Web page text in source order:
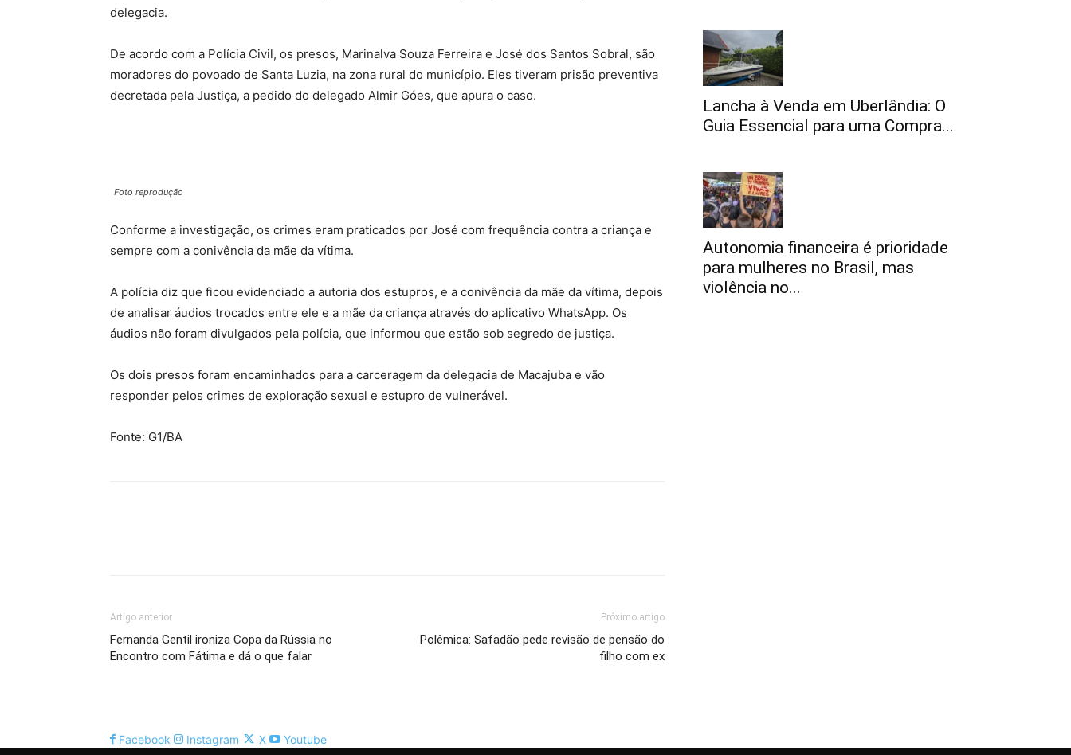
delegacia.
De acordo com a Polícia Civil, os presos, Marinalva Souza Ferreira e José dos Santos Sobral, são
moradores do povoado de Santa Luzia, na zona rural do município. Eles tiveram prisão preventiva
decretada pela Justiça, a pedido do delegado Almir Góes, que apura o caso.
Foto reprodução
Conforme a investigação, os crimes eram praticados por José com frequência contra a criança e
sempre com a conivência da mãe da vítima.
A polícia diz que ficou evidenciado a autoria dos estupros, e a conivência da mãe da vítima, depois
de analisar áudios trocados entre ele e a mãe da criança através do aplicativo WhatsApp. Os
áudios não foram divulgados pela polícia, que informou que estão sob segredo de justiça.
Os dois presos foram encaminhados para a carceragem da delegacia de Macajuba e vão
responder pelos crimes de exploração sexual e estupro de vulnerável.
Fonte: G1/BA
Artigo anterior
Fernanda Gentil ironiza Copa da Rússia no
Encontro com Fátima e dá o que falar
Próximo artigo
Polêmica: Safadão pede revisão de pensão do
filho com ex
Lancha à Venda em Uberlândia: O
Guia Essencial para uma Compra...
Autonomia financeira é prioridade
para mulheres no Brasil, mas
violência no...
Facebook Instagram X
Youtube